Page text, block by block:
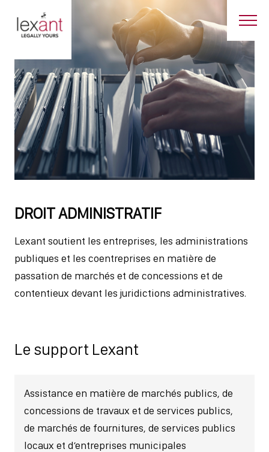
DROIT ADMINISTRATIF
Lexant soutient les entreprises, les administrations
publiques et les coentreprises en matière de
passation de marchés et de concessions et de
contentieux devant les juridictions administratives.
Le support Lexant
Assistance en matière de marchés publics, de
concessions de travaux et de services publics,
de marchés de fournitures, de services publics
locaux et d’entreprises municipales